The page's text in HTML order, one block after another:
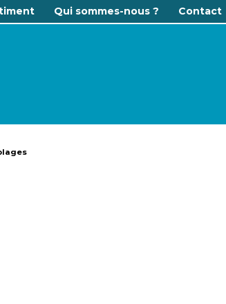
Qui sommes-nous ? Contact